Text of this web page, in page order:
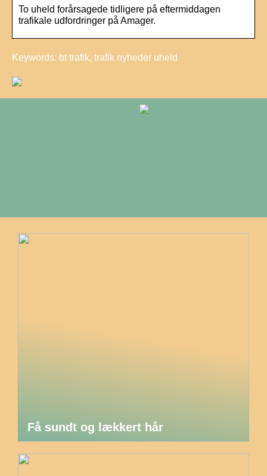
To uheld forårsagede tidligere på eftermiddagen
trafikale udfordringer på Amager.
Keywords: bt trafik, trafik nyheder uheld
Få sundt og lækkert hår